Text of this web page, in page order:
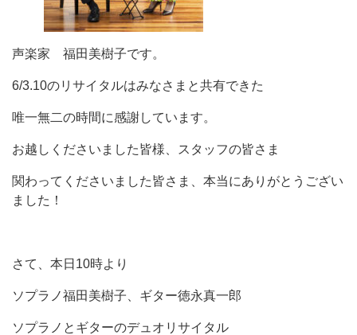
声楽家 福田美樹子です。
6/3.10のリサイタルはみなさまと共有できた
唯一無二の時間に感謝しています。
お越しくださいました皆様、スタッフの皆さま
関わってくださいました皆さま、本当にありがとうござい
ました！
さて、本日10時より
ソプラノ福田美樹子、ギター徳永真一郎
ソプラノとギターのデュオリサイタル